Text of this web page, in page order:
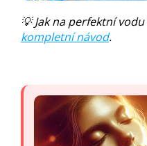
💡 Jak na perfektní
kompletní návod.